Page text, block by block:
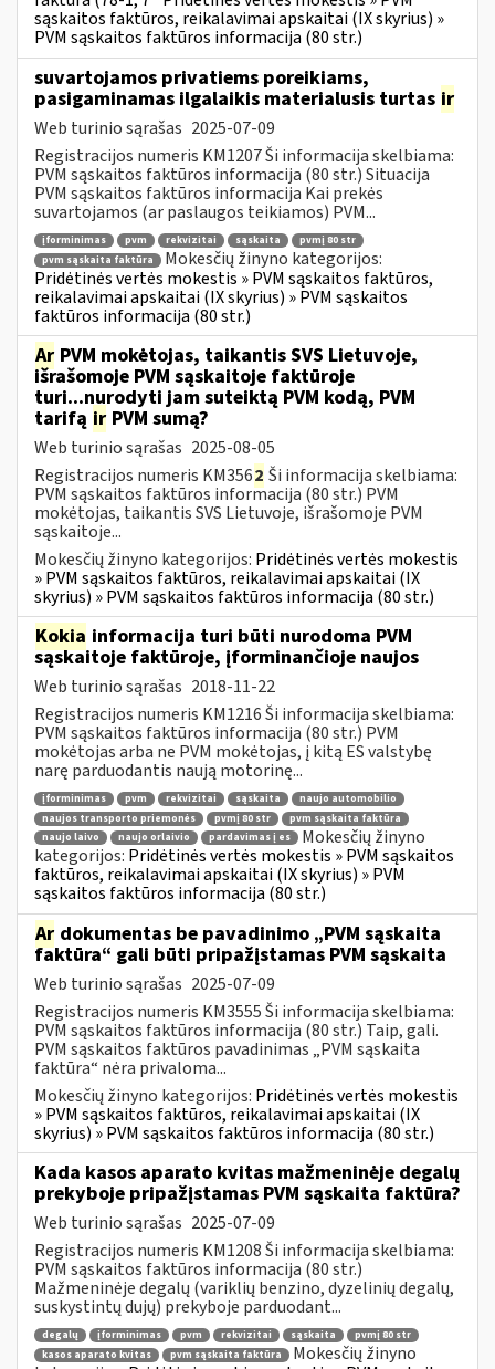
sąskaitos faktūros, reikalavimai apskaitai (IX skyrius) »
PVM sąskaitos faktūros informacija (80 str.)
suvartojamos privatiems poreikiams,
pasigaminamas ilgalaikis materialusis turtas ir
Web turinio sąrašas 2025-07-09
Registracijos numeris KM1207 Ši informacija skelbiama:
PVM sąskaitos faktūros informacija (80 str.) Situacija
PVM sąskaitos faktūros informacija Kai prekės
suvartojamos (ar paslaugos teikiamos) PVM...
įforminimas pvm rekvizitai sąskaita
pvmį 80 str
pvm sąskaita faktūra
Mokesčių žinyno kategorijos:
Pridėtinės vertės mokestis » PVM sąskaitos faktūros,
reikalavimai apskaitai (IX skyrius) » PVM sąskaitos
faktūros informacija (80 str.)
Ar PVM mokėtojas, taikantis SVS Lietuvoje,
išrašomoje PVM sąskaitoje faktūroje
turi...nurodyti jam suteiktą PVM kodą, PVM
tarifą ir PVM sumą?
Web turinio sąrašas 2025-08-05
Registracijos numeris KM3562 Ši informacija skelbiama:
PVM sąskaitos faktūros informacija (80 str.) PVM
mokėtojas, taikantis SVS Lietuvoje, išrašomoje PVM
sąskaitoje...
Mokesčių žinyno kategorijos: Pridėtinės vertės mokestis
» PVM sąskaitos faktūros, reikalavimai apskaitai (IX
skyrius) » PVM sąskaitos faktūros informacija (80 str.)
Kokia informacija turi būti nurodoma PVM
sąskaitoje faktūroje, įforminančioje naujos
Web turinio sąrašas 2018-11-22
Registracijos numeris KM1216 Ši informacija skelbiama:
PVM sąskaitos faktūros informacija (80 str.) PVM
mokėtojas arba ne PVM mokėtojas, į kitą ES valstybę
narę parduodantis naują motorinę...
įforminimas pvm rekvizitai sąskaita
naujo automobilio
naujos transporto priemonės
pvmį 80 str
pvm sąskaita faktūra
naujo laivo
naujo orlaivio pardavimas į es
Mokesčių žinyno
kategorijos: Pridėtinės vertės mokestis » PVM sąskaitos
faktūros, reikalavimai apskaitai (IX skyrius) » PVM
sąskaitos faktūros informacija (80 str.)
Ar dokumentas be pavadinimo „PVM sąskaita
faktūra“ gali būti pripažįstamas PVM sąskaita
Web turinio sąrašas 2025-07-09
Registracijos numeris KM3555 Ši informacija skelbiama:
PVM sąskaitos faktūros informacija (80 str.) Taip, gali.
PVM sąskaitos faktūros pavadinimas „PVM sąskaita
faktūra“ nėra privaloma...
Mokesčių žinyno kategorijos: Pridėtinės vertės mokestis
» PVM sąskaitos faktūros, reikalavimai apskaitai (IX
skyrius) » PVM sąskaitos faktūros informacija (80 str.)
Kada kasos aparato kvitas mažmeninėje degalų
prekyboje pripažįstamas PVM sąskaita faktūra?
Web turinio sąrašas 2025-07-09
Registracijos numeris KM1208 Ši informacija skelbiama:
PVM sąskaitos faktūros informacija (80 str.)
Mažmeninėje degalų (variklių benzino, dyzelinių degalų,
suskystintų dujų) prekyboje parduodant...
degalų įforminimas pvm rekvizitai sąskaita
pvmį 80 str
kasos aparato kvitas
pvm sąskaita faktūra
Mokesčių žinyno